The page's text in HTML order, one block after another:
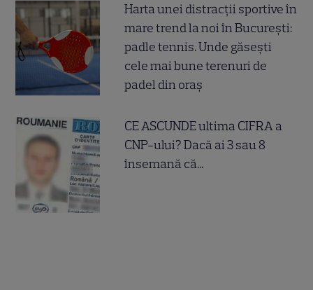
Harta unei distracții sportive în
mare trend la noi în București:
padle tennis. Unde găsești
cele mai bune terenuri de
padel din oraș
CE ASCUNDE ultima CIFRA a
CNP-ului? Dacă ai 3 sau 8
însemană că...